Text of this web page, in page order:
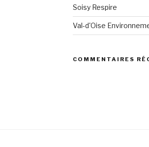
Soisy Respire
Val-d'Oise
COMMENTAIRES